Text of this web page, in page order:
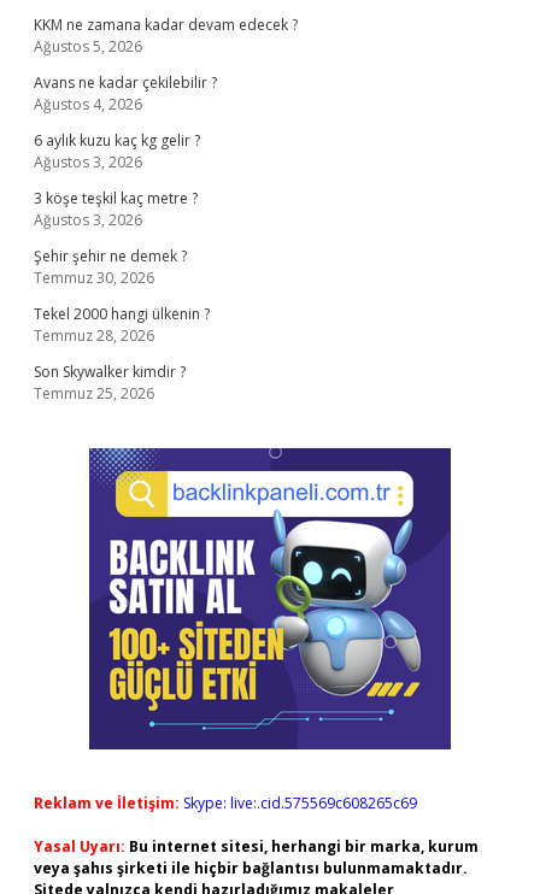
KKM ne zamana kadar devam edecek ?
Ağustos 5, 2026
Avans ne kadar çekilebilir ?
Ağustos 4, 2026
6 aylık kuzu kaç kg gelir ?
Ağustos 3, 2026
3 köşe teşkil kaç metre ?
Ağustos 3, 2026
Şehir şehir ne demek ?
Temmuz 30, 2026
Tekel 2000 hangi ülkenin ?
Temmuz 28, 2026
Son Skywalker kimdir ?
Temmuz 25, 2026
Reklam ve İletişim: Skype: live:.cid.575569c608265c69
Yasal Uyarı: Bu internet sitesi, herhangi bir marka, kurum
veya şahıs şirketi ile hiçbir bağlantısı bulunmamaktadır.
Sitede yalnızca kendi hazırladığımız makaleler